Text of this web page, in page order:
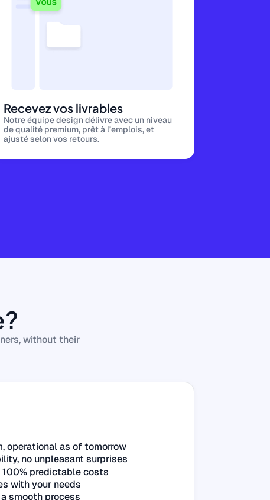
Recevez vos livrables
Notre équipe design délivre avec un niveau
de qualité premium, prêt à l’emplois, et
ajusté selon vos retours.
without their
operational as of tomorrow
no unpleasant surprises
predictable costs
with your needs
smooth process